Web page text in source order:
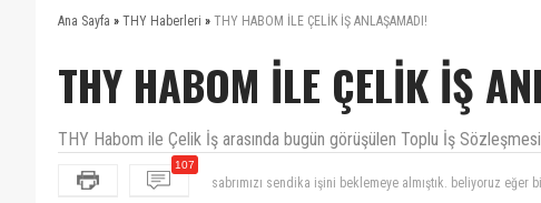
Ana Sayfa » THY Haberleri » THY HABOM İLE ÇELİK İŞ ANLAŞAMADI!
THY HABOM İLE ÇELİK İŞ
THY Habom ile Çelik İş arasında bugün görüşülen Toplu İş
107
3 ayda anca 30 madde geçirebilen tek sendika heralde